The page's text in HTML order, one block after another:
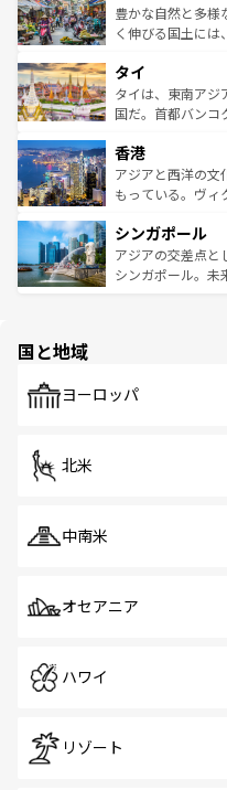
が味わ
照してほしい。
できる。そして、
まで、さまざまな
リティに包まれな
覧を参照してほし
豊かな自然と多様
く伸びる国土には
急速な発展と共に
ーチミン市のフラ
醸し出している。
とつ。フォーやバ
ひ現地で味わいた
が旅行者を迎えて
参照してほしい。
タイ
タイは、東南アジ
国だ。首都バンコ
の活気が交差して
帯で自然と触れ合
いビーチでリゾー
激する。気候は一
が待っている。親
た文化、そして多
香港
アジアと西洋の文
もっている。ヴィ
み、どこを訪れて
ており、効率よく
うな絶景から文化
シンガポール
アジアの交差点と
シンガポール。未
で、ホーカーズは
国と地域
ヨーロッパ
北米
中南米
オセアニア
ハワイ
リゾート